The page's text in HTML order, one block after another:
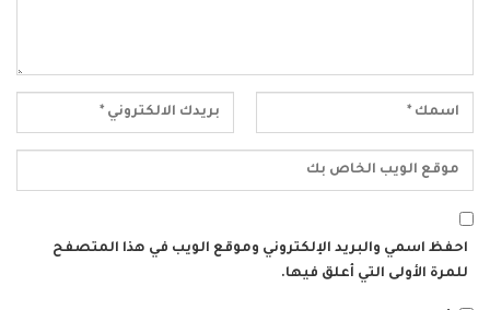
احفظ اسمي والبريد الإلكتروني وموقع الويب في هذا المتصفح
للمرة الأولى التي أعلق فيها.